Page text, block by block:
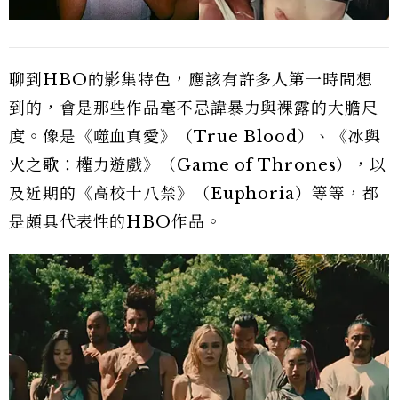
聊到HBO的影集特色，應該有許多人第一時間想
到的，會是那些作品毫不忌諱暴力與裸露的大膽尺
度。像是《噬血真愛》（True Blood）、《冰與
火之歌：權力遊戲》（Game of Thrones），以
及近期的《高校十八禁》（Euphoria）等等，都
是頗具代表性的HBO作品。